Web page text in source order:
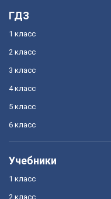
ГДЗ
1 класс
2 класс
3 класс
4 класс
5 класс
6 класс
Учебники
1 класс
2 класс